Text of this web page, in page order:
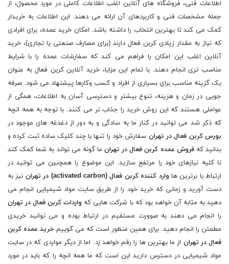
اطلاعات فنی، فروشگاه های آنلاین اغلب اطلاعات کاملی در مورد محصول، از
جمله مشخصات فنی و کاربردهای آن ارائه می دهند. این اطلاعات به خریدار
کمک می کند تا بهترین انتخاب را داشته باشد. امکان خرید عمده، برای افرادی
که نیاز به مقدار زیادی کربن فعال دارند (برای مصارف صنعتی یا تجاری)، خرید
آنلاین اغلب این امکان را فراهم می کند که سفارشات عمده را با شرایط
مناسب تری انجام دهند. با تمام این مزایا، خرید آنلاین کربن فعال به عنوان
یک گزینه مناسب برای بسیاری از افراد و کسب وکارها پیشنهاد می شود. صرفه
جویی در زمان و هزینه، تنوع بیشتر و دسترسی آسان به اطلاعات، همگی از
عواملی هستند که این روش خرید را جذاب تر می کنند. با توجه به همه انچه
که ذکر شد می توانید در کنار ما به سادگی و به دور از دغدغه های موجود در
بورس کربن فعال در تهران سفارش خود را تنها با چند کلیک ساده ثبت کرده و
بدانید کهفروش عمده کربن فعال در تهرانما گونه می تواند به شما کمک کند
تا کلیه نیازهای خود را مرتفع سازید. این موضوع را همچنین می توانید در
ارتباط با برترین هاوارد کنندهکربن فعال (activated carbon) در تهران نیز به
دست آورید و زمانی که خرید خود را از طریق سایت مواد شیمیایی انجام می
دهید به مثابه آن خواهد بود که با شرکت هایی که واردات کربن فعال در تهران
را انجام می دهند به صوورت مستقیم در ارتباط بوده و می توانید خریدی
مطمئن را انجام دهید. برای همین منظور است که می گوییم خرید عمده کربن
فعال در تهران از ما بهترین ها را رقم خواهد زد. اما از دیگر مواردی که در سایت
مواد شیمیایی در دسترس دارید این است که ما همه انچه را که باید در مورد